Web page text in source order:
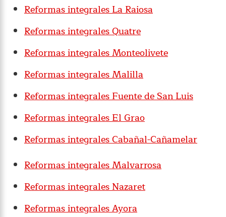
Reformas integrales La Raiosa
Reformas integrales Quatre
Reformas integrales Monteolivete
Reformas integrales Malilla
Reformas integrales Fuente de San Luis
Reformas integrales El Grao
Reformas integrales Cabañal-Cañamelar
Reformas integrales Malvarrosa
Reformas integrales Nazaret
Reformas integrales Ayora